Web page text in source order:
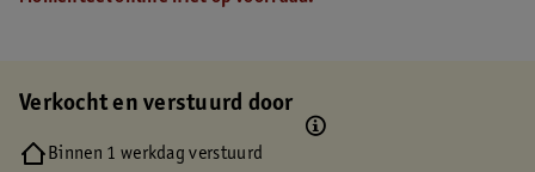
Verkocht en verstuurd door
Binnen 1 werkdag verstuurd